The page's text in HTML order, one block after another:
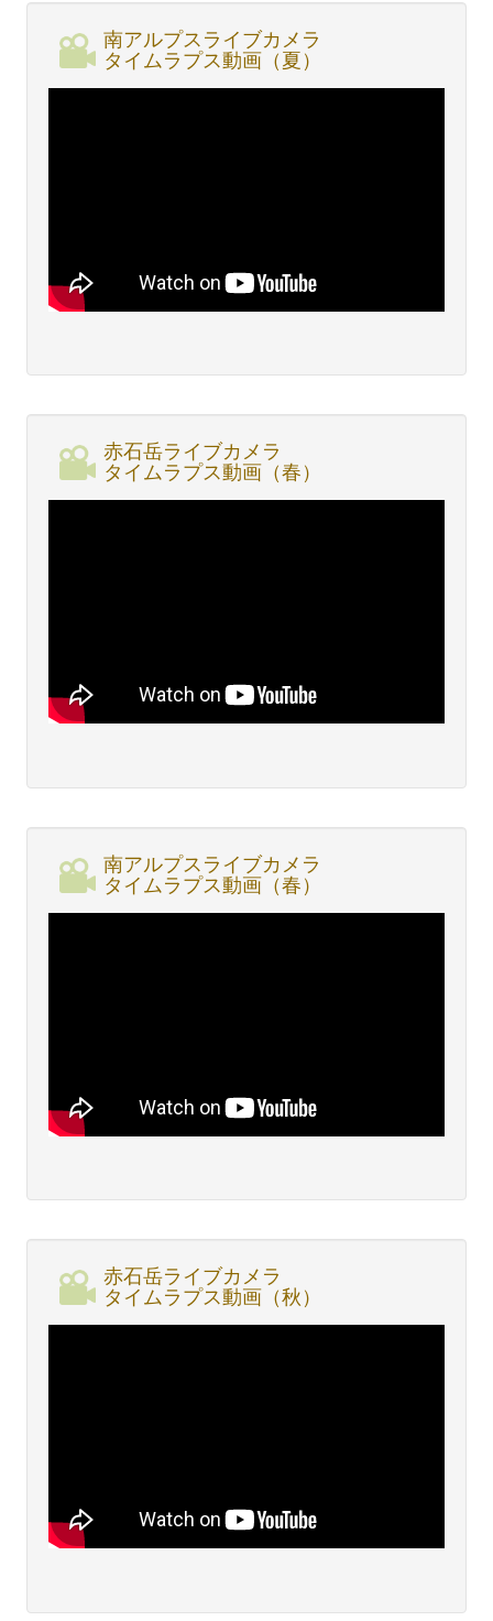
南アルプスライブカメラ
タイムラプス動画（夏）
赤石岳ライブカメラ
タイムラプス動画（春）
南アルプスライブカメラ
タイムラプス動画（春）
赤石岳ライブカメラ
タイムラプス動画（秋）